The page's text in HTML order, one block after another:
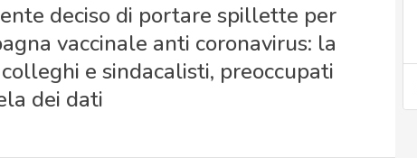
deciso di portare spillette per
vaccinale anti coronavirus: la
e sindacalisti, preoccupati
dei dati